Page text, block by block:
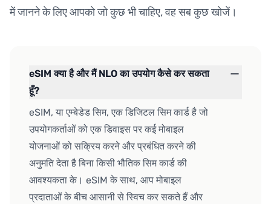
में जानने के लिए आपको जो कुछ भी चाहिए, वह सब कुछ खोजें।
eSIM क्या है और मैं NLO का उपयोग कैसे कर सकता
हूँ?
eSIM, या एम्बेडेड सिम, एक डिजिटल सिम कार्ड है जो
उपयोगकर्ताओं को एक डिवाइस पर कई मोबाइल
योजनाओं को सक्रिय करने और प्रबंधित करने की
अनुमति देता है बिना किसी भौतिक सिम कार्ड की
आवश्यकता के। eSIM के साथ, आप मोबाइल
प्रदाताओं के बीच आसानी से स्विच कर सकते हैं और